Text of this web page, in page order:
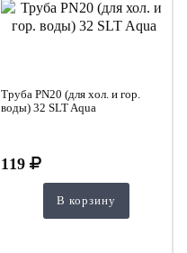
Труба PN20 (для хол. и гор.
воды) 32 SLT Aqua
119
В корзину